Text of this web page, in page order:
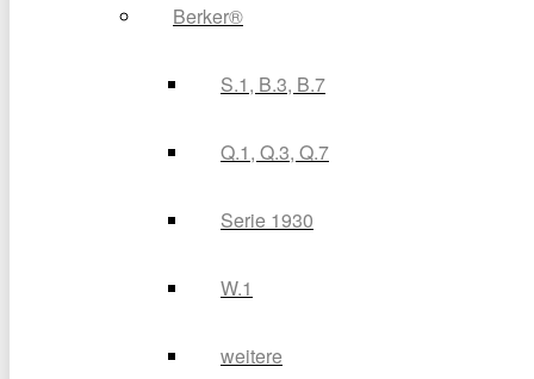
Berker®
S.1, B.3, B.7
Q.1, Q.3, Q.7
Serie 1930
W.1
weitere